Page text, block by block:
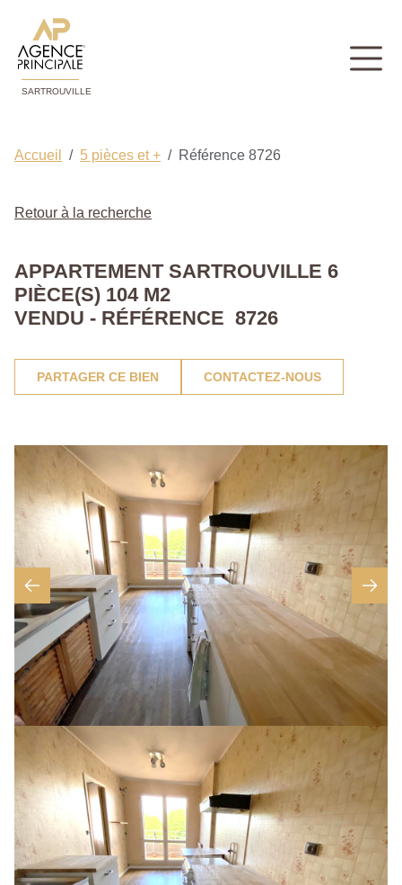
SARTROUVILLE
Accueil 5 pièces et + Référence 8726
Retour à la recherche
APPARTEMENT SARTROUVILLE 6
PIÈCE(S) 104 M2
VENDU - RÉFÉRENCE 8726
PARTAGER CE BIEN CONTACTEZ-NOUS